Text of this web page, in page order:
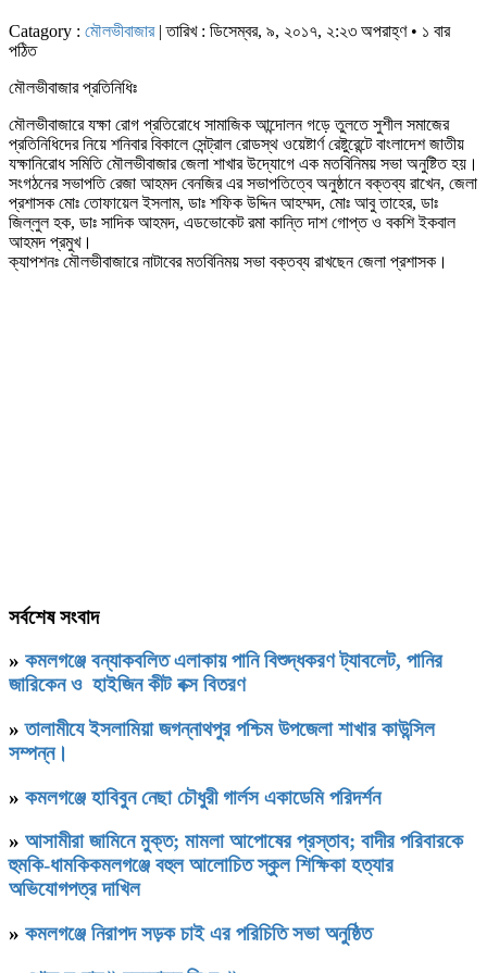
Catagory : মৌলভীবাজার| তারিখ : ডিসেম্বর, ৯, ২০১৭, ২:২৩ অপরাহ্ণ • ১ বার
পঠিত
মৌলভীবাজার প্রতিনিধিঃ
মৌলভীবাজারে যক্ষা রোগ প্রতিরোধে সামাজিক আন্দোলন গড়ে তুলতে সুশীল সমাজের
প্রতিনিধিদের নিয়ে শনিবার বিকালে সেন্ট্রাল রোডস্থ ওয়েষ্টার্ণ রেষ্টুরেন্টে বাংলাদেশ জাতীয়
যক্ষানিরোধ সমিতি মৌলভীবাজার জেলা শাখার উদ্যোগে এক মতবিনিময় সভা অনুষ্টিত হয়।
সংগঠনের সভাপতি রেজা আহমদ বেনজির এর সভাপতিত্বে অনুষ্ঠানে বক্তব্য রাখেন, জেলা
প্রশাসক মোঃ তোফায়েল ইসলাম, ডাঃ শফিক উদ্দিন আহম্মদ, মোঃ আবু তাহের, ডাঃ
জিল্লুল হক, ডাঃ সাদিক আহমদ, এডভোকেট রমা কান্তি দাশ গোপ্ত ও বকশি ইকবাল
আহমদ প্রমুখ।
ক্যাপশনঃ মৌলভীবাজারে নাটাবের মতবিনিময় সভা বক্তব্য রাখছেন জেলা প্রশাসক।
সর্বশেষ সংবাদ
» কমলগঞ্জে বন্যাকবলিত এলাকায় পানি বিশুদ্ধকরণ ট্যাবলেট, পানির
জারিকেন ও হাইজিন কীট বক্স বিতরণ
»‎তালামীযে ইসলামিয়া জগন্নাথপুর পশ্চিম উপজেলা শাখার কাউন্সিল
সম্পন্ন।
» কমলগঞ্জে হাবিবুন নেছা চৌধুরী গার্লস একাডেমি পরিদর্শন
» আসামীরা জামিনে মুক্ত; মামলা আপোষের প্রস্তাব; বাদীর পরিবারকে
হুমকি-ধামকিকমলগঞ্জে বহুল আলোচিত স্কুল শিক্ষিকা হত্যার
অভিযোগপত্র দাখিল
» কমলগঞ্জে নিরাপদ সড়ক চাই এর পরিচিতি সভা অনুষ্ঠিত